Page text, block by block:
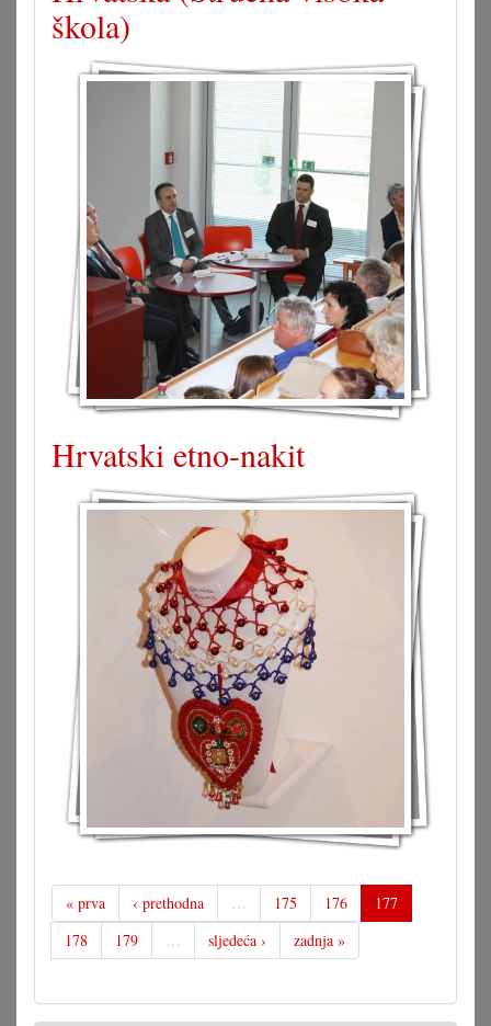
škola)
Hrvatski etno-nakit
« prva ‹ prethodna … 175 176
177
178
179 … sljedeća › zadnja »